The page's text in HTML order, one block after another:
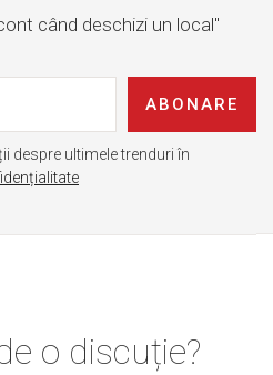
când deschizi un local"
ABONARE
despre ultimele trenduri în
o discuție?